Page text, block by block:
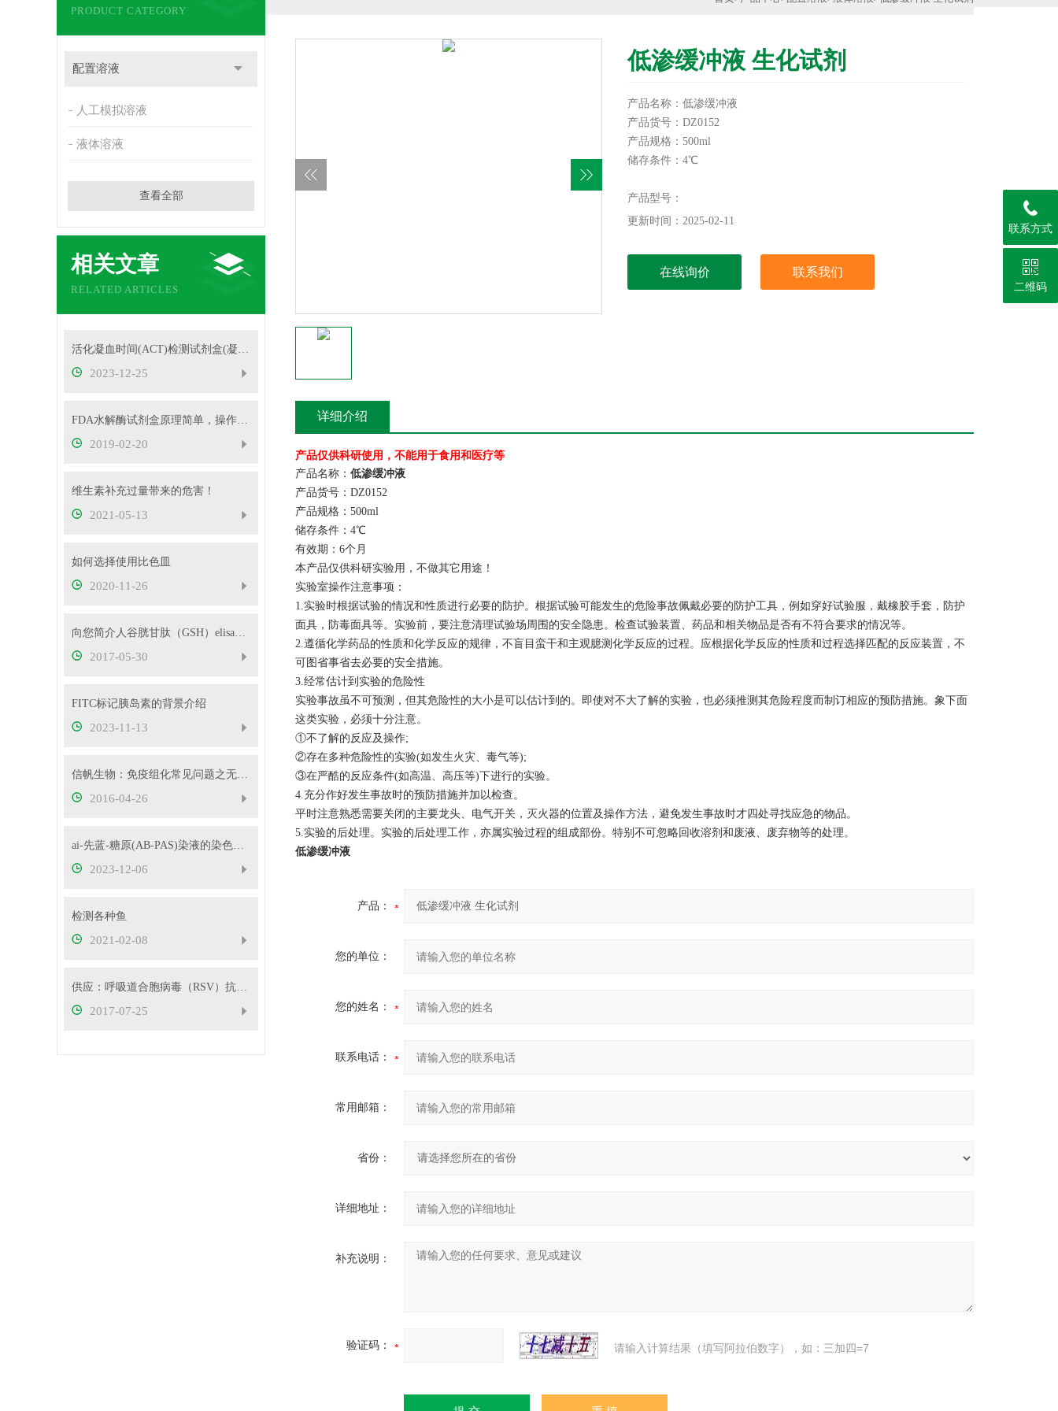
PRODUCT CATEGORY
配置溶液
人工模拟溶液
液体溶液
查看全部
相关文章
RELATED ARTICLES
活化凝血时间(ACT)检测试剂盒(凝固法)的参考区间
2023-12-25
FDA水解酶试剂盒原理简单，操作方便
2019-02-20
维生素补充过量带来的危害！
2021-05-13
如何选择使用比色皿
2020-11-26
向您简介人谷胱甘肽（GSH）elisa试剂盒
2017-05-30
FITC标记胰岛素的背景介绍
2023-11-13
信帆生物：免疫组化常见问题之无染色和弱阳性原因分析
2016-04-26
ai-先蓝-糖原(AB-PAS)染液的染色原理
2023-12-06
检测各种鱼
2021-02-08
供应：呼吸道合胞病毒（RSV）抗体检测试剂盒 金标法
2017-07-25
低渗缓冲液 生化试剂
产品名称：低渗缓冲液
产品货号：DZ0152
产品规格：500ml
储存条件：4℃
本产品仅供科研实验用，不做其它用途！
产品型号：
更新时间：2025-02-11
在线询价 联系我们
详细介绍
产品仅供科研使用，不能用于食用和医疗等
产品名称： 低渗缓冲液
产品货号：DZ0152
产品规格：500ml
储存条件：4℃
有效期：6个月
本产品仅供科研实验用，不做其它用途！
实验室操作注意事项：
1.实验时根据试验的情况和性质进行必要的防护。根据试验可能发生的危险事故佩戴必要的防护工具，例如穿好试验服，戴橡胶手套，防护
面具，防毒面具等。实验前，要注意清理试验场周围的安全隐患。检查试验装置、药品和相关物品是否有不符合要求的情况等。
2.遵循化学药品的性质和化学反应的规律，不盲目蛮干和主观臆测化学反应的过程。应根据化学反应的性质和过程选择匹配的反应装置，不
可图省事省去必要的安全措施。
3.经常估计到实验的危险性
实验事故虽不可预测，但其危险性的大小是可以估计到的。即使对不大了解的实验，也必须推测其危险程度而制订相应的预防措施。象下面
这类实验，必须十分注意。
①不了解的反应及操作;
②存在多种危险性的实验(如发生火灾、毒气等);
③在严酷的反应条件(如高温、高压等)下进行的实验。
4.充分作好发生事故时的预防措施并加以检查。
平时注意熟悉需要关闭的主要龙头、电气开关，灭火器的位置及操作方法，避免发生事故时才四处寻找应急的物品。
5.实验的后处理。实验的后处理工作，亦属实验过程的组成部份。特别不可忽略回收溶剂和废液、废弃物等的处理。
低渗缓冲液
产品：
您的单位：
您的姓名：
联系电话：
常用邮箱：
省份：
详细地址：
补充说明：
验证码： 请输入计算结果（填写阿拉伯数字），如：三加四=7
联系方式
二维码